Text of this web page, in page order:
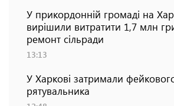
У прикордонній громаді на
вирішили витратити 1,7 млн
ремонт сільради
13:13
У Харкові затримали
рятувальника